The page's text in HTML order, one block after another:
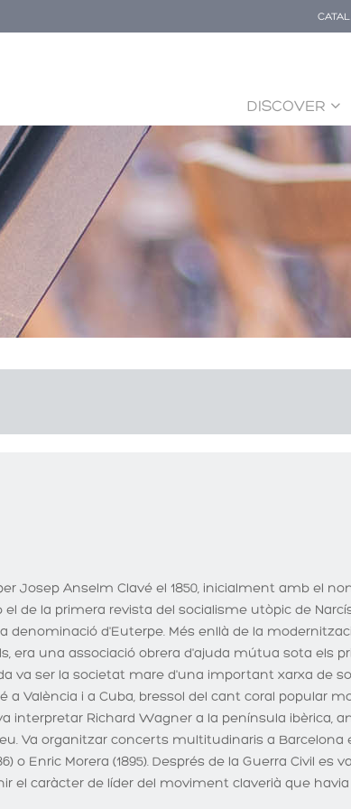
DISCOVER
Josep Anselm Clavé el 1850, inicialment amb el
de la primera revista del socialisme utòpic de
denominació d'Euterpe. Més enllà de la
era una associació obrera d'ajuda mútua sota els
va ser la societat mare d'una important xarxa de
València i a Cuba, bressol del cant coral popular
interpretar Richard Wagner a la península ibèrica,
Va organitzar concerts multitudinaris a Barcelona
o Enric Morera (1895). Després de la Guerra Civil es
el caràcter de líder del moviment claverià que